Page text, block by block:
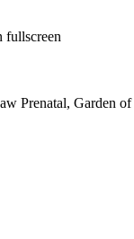
fullscreen